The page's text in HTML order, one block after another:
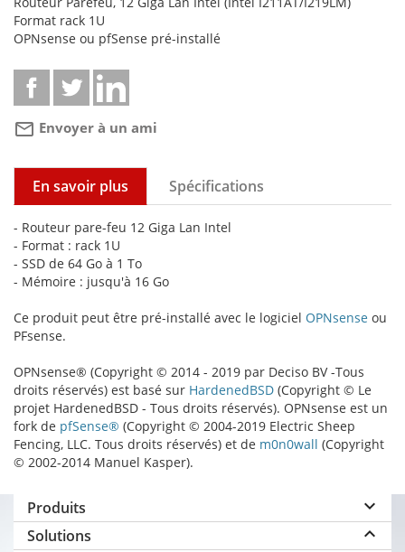
Produits keyboard_arrow_down
Solutions keyboard_arrow_up
Format rack 1U
OPNsense ou pfSense pré-installé
mail_outline Envoyer à un ami
En savoir plus Spécifications
- Routeur pare-feu 12 Giga Lan Intel
- Format : rack 1U
- SSD de 64 Go à 1 To
- Mémoire : jusqu'à 16 Go
Ce produit peut être pré-installé avec le logiciel OPNsense ou
PFsense.
OPNsense® (Copyright © 2014 - 2019 par Deciso BV -Tous
droits réservés) est basé sur HardenedBSD (Copyright © Le
projet HardenedBSD - Tous droits réservés). OPNsense est un
fork de pfSense® (Copyright © 2004-2019 Electric Sheep
Fencing, LLC. Tous droits réservés) et de m0n0wall (Copyright
© 2002-2014 Manuel Kasper).